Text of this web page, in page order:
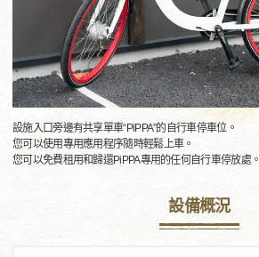
設施入口旁邊有共享單車“PiPPA”的自行車停車位。
您可以使用專用應用程序隨時輕鬆上車。
您可以免費租用和歸還PiPPA專用的任何自行車停放處。
設備概況